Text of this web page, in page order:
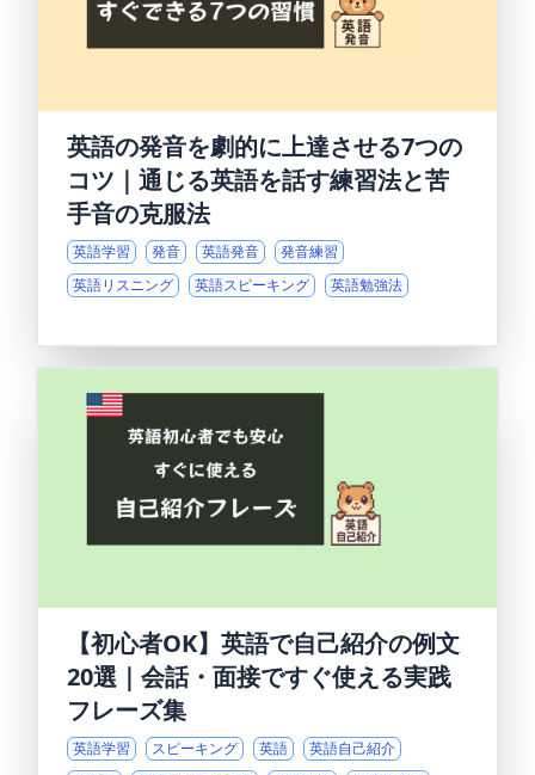
英語の発音を劇的に上達させる7つの
コツ｜通じる英語を話す練習法と苦
手音の克服法
英語学習 発音 英語発音
発音練習
英語リスニング
英語スピーキング 英語勉強法
【初心者OK】英語で自己紹介の例文
20選｜会話・面接ですぐ使える実践
フレーズ集
英語学習 スピーキング 英語
英語自己紹介